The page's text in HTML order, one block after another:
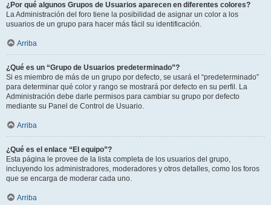
¿Por qué algunos Grupos de Usuarios aparecen en diferentes colores?
La Administración del foro tiene la posibilidad de asignar un color a los
usuarios de un grupo para hacer más fácil su identificación.
Arriba
¿Qué es un “Grupo de Usuarios predeterminado”?
Si es miembro de más de un grupo por defecto, se usará el “predeterminado”
para determinar qué color y rango se mostrará por defecto en su perfil. La
Administración debe darle permisos para cambiar su grupo por defecto
mediante su Panel de Control de Usuario.
Arriba
¿Qué es el enlace “El equipo”?
Esta página le provee de la lista completa de los usuarios del grupo,
incluyendo los administradores, moderadores y otros detalles, como los foros
que se encarga de moderar cada uno.
Arriba